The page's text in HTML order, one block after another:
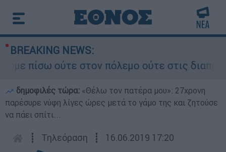
BREAKING NEWS:
ούτε στον πόλεμο ούτε στις
δημοφιλές τώρα: «Θέλω τον πατέρα μου»: 27χρονη
παρέσυρε νύφη λίγες ώρες μετά το γάμο της και ζητούσε
να πάει σπίτι...
┋ Τηλεόραση ┋ 16.06.2019 17:20